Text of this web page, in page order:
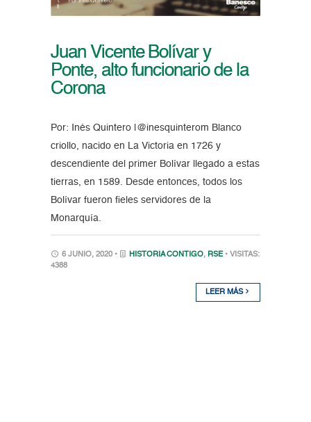
Juan Vicente Bolívar y
Ponte, alto funcionario de la
Corona
Por: Inés Quintero |@inesquinterom Blanco
criollo, nacido en La Victoria en 1726 y
descendiente del primer Bolívar llegado a estas
tierras, en 1589. Desde entonces, todos los
Bolívar fueron fieles servidores de la
Monarquía.
6 JUNIO, 2020 • HISTORIA CONTIGO, RSE • VISITAS:
4388
LEER MÁS